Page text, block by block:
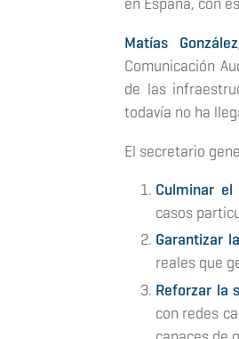
Matías
Comunicación
de las
todavía no ha
El secretario
Culminar
casos
Garantizar
reales que
Reforzar la
con redes